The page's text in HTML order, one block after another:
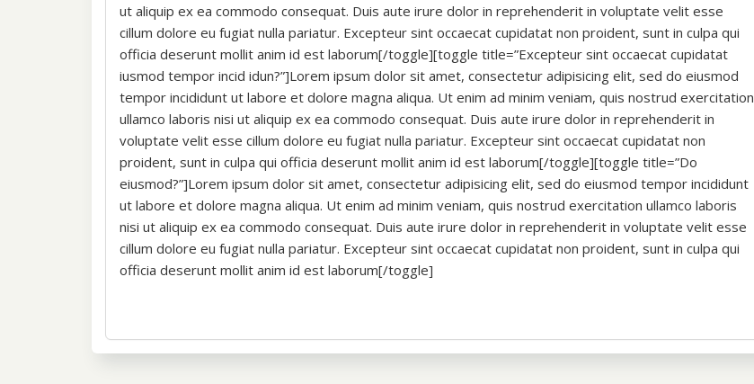
ut aliquip ex ea commodo consequat. Duis aute irure dolor in reprehenderit in voluptate velit esse
cillum dolore eu fugiat nulla pariatur. Excepteur sint occaecat cupidatat non proident, sunt in culpa qui
officia deserunt mollit anim id est laborum[/toggle][toggle title=”Excepteur sint occaecat cupidatat
iusmod tempor incid idun?”]Lorem ipsum dolor sit amet, consectetur adipisicing elit, sed do eiusmod
tempor incididunt ut labore et dolore magna aliqua. Ut enim ad minim veniam, quis nostrud exercitation
ullamco laboris nisi ut aliquip ex ea commodo consequat. Duis aute irure dolor in reprehenderit in
voluptate velit esse cillum dolore eu fugiat nulla pariatur. Excepteur sint occaecat cupidatat non
proident, sunt in culpa qui officia deserunt mollit anim id est laborum[/toggle][toggle title=”Do
eiusmod?”]Lorem ipsum dolor sit amet, consectetur adipisicing elit, sed do eiusmod tempor incididunt
ut labore et dolore magna aliqua. Ut enim ad minim veniam, quis nostrud exercitation ullamco laboris
nisi ut aliquip ex ea commodo consequat. Duis aute irure dolor in reprehenderit in voluptate velit esse
cillum dolore eu fugiat nulla pariatur. Excepteur sint occaecat cupidatat non proident, sunt in culpa qui
officia deserunt mollit anim id est laborum[/toggle]